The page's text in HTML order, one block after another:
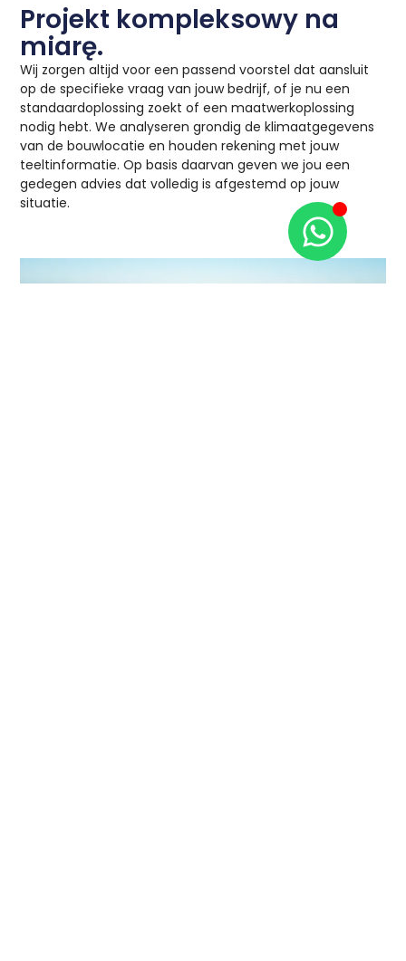
Projekt kompleksowy na
miarę.
Wij zorgen altijd voor een passend voorstel dat aansluit
op de specifieke vraag van jouw bedrijf, of je nu een
standaardoplossing zoekt of een maatwerkoplossing
nodig hebt. We analyseren grondig de klimaatgegevens
van de bouwlocatie en houden rekening met jouw
teeltinformatie. Op basis daarvan geven we jou een
gedegen advies dat volledig is afgestemd op jouw
situatie.